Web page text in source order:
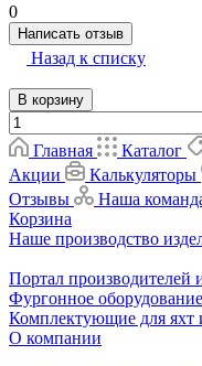
0
Написать отзыв
Назад к списку
В корзину
Главная Каталог
Акции
Калькуляторы
Отзывы
Наша
Корзина
Наше производство
Портал производителей
Фургонное оборудование
Комплектующие для яхт
О компании